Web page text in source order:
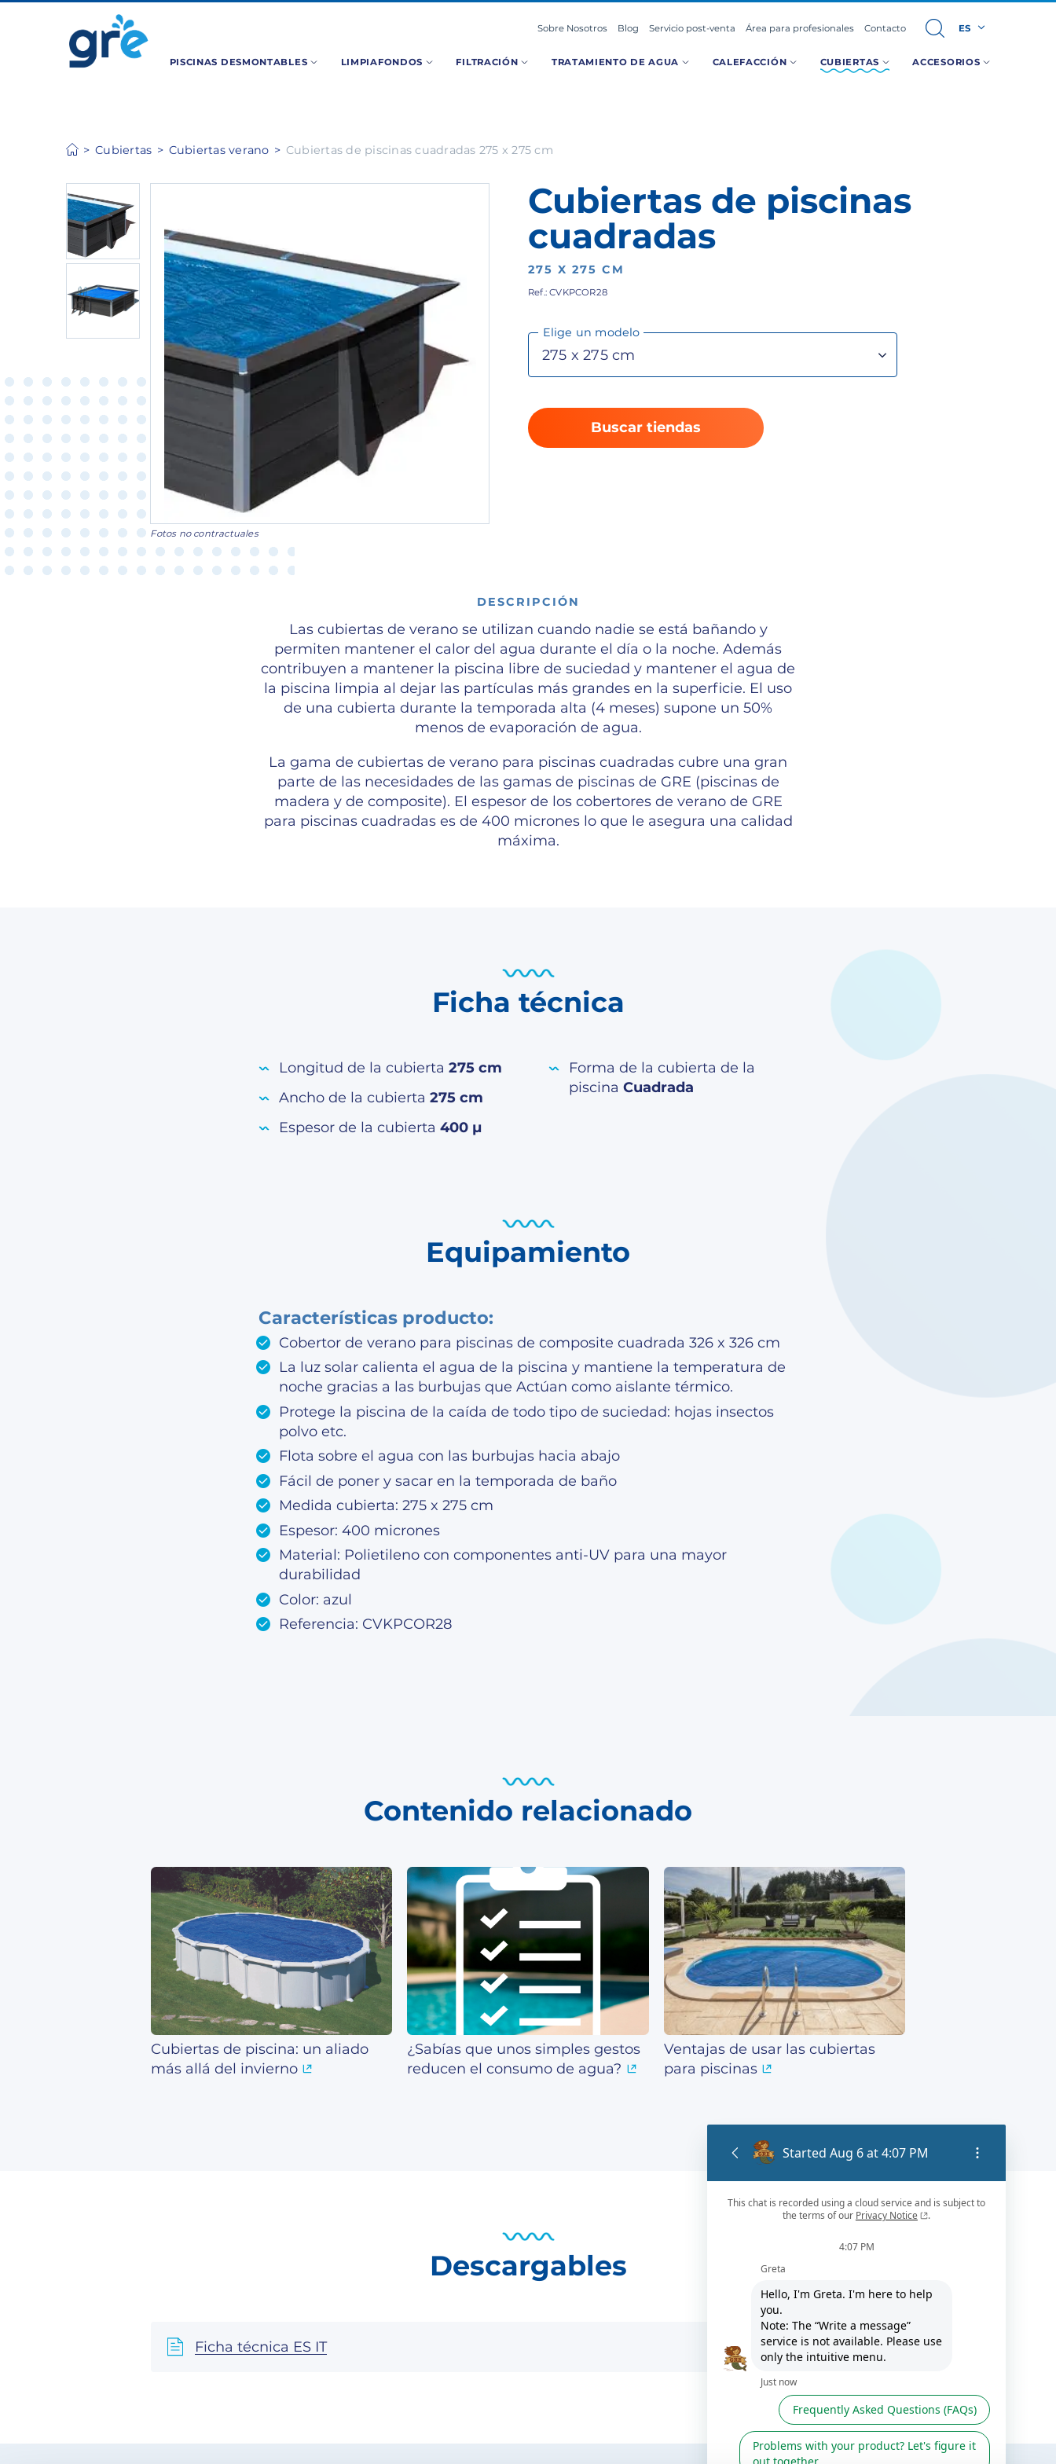
PISCINAS DESMONTABLES LIMPIAFONDOS FILTRACIÓN TRATAMIENTO DE AGUA CALEFACCIÓN CUBIERTAS ACCESORIOS
Sobre Nosotros Blog Servicio post-venta Área para profesionales Contacto ES
Cubiertas Cubiertas verano Cubiertas de piscinas cuadradas 275 x 275 cm
Fotos no contractuales
Elige un modelo
Cubiertas de piscinas
cuadradas
275 X 275 CM
Ref.: CVKPCOR28
Buscar tiendas
DESCRIPCIÓN
Las cubiertas de verano se utilizan cuando nadie se está bañando y
permiten mantener el calor del agua durante el día o la noche. Además
contribuyen a mantener la piscina libre de suciedad y mantener el agua de
la piscina limpia al dejar las partículas más grandes en la superficie. El uso
de una cubierta durante la temporada alta (4 meses) supone un 50%
menos de evaporación de agua.
La gama de cubiertas de verano para piscinas cuadradas cubre una gran
parte de las necesidades de las gamas de piscinas de GRE (piscinas de
madera y de composite). El espesor de los cobertores de verano de GRE
para piscinas cuadradas es de 400 micrones lo que le asegura una calidad
máxima.
Ficha técnica
Longitud de la cubierta 275 cm
Ancho de la cubierta 275 cm
Espesor de la cubierta 400 µ
Forma de la cubierta de la
piscina Cuadrada
Equipamiento
Características producto:
Cobertor de verano para piscinas de composite cuadrada 326 x 326 cm
La luz solar calienta el agua de la piscina y mantiene la temperatura de
noche gracias a las burbujas que Actúan como aislante térmico.
Protege la piscina de la caída de todo tipo de suciedad: hojas insectos
polvo etc.
Flota sobre el agua con las burbujas hacia abajo
Fácil de poner y sacar en la temporada de baño
Medida cubierta: 275 x 275 cm
Espesor: 400 micrones
Material: Polietileno con componentes anti-UV para una mayor
durabilidad
Color: azul
Referencia: CVKPCOR28
Contenido relacionado
Cubiertas de piscina: un aliado
más allá del invierno
¿Sabías que unos simples gestos
reducen el consumo de agua?
Ventajas de usar las cubiertas
para piscinas
Descargables
Ficha técnica ES IT ES / IT